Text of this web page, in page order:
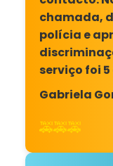
chamada,
polícia e
serviço foi
Gabriela
🚕🚕🚕